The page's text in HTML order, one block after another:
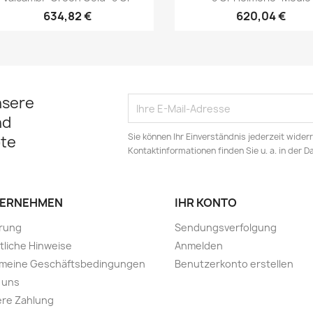
634,82 € 620,04 €
Sie können Ihr Einverständnis jederzeit
Kontaktinformationen finden Sie u. a. in der
Hinweise
Geschäftsbedingungen
Zahlung
IHR KONTO
Sendungsverfolgung
Anmelden
Benutzerkonto erstellen